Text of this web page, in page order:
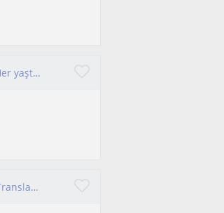
Ziraat mühendisiyim tarım ve çevre konularında bilgi sahibiyim. Her yaştan kişiye eğitim verebilirim.
Ph.D. Researcher, Agriculture, Content Writer, English Teacher & Translator, and Entomologist